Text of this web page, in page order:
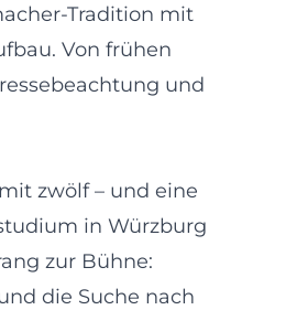
Tradition mit
Von frühen
und
zwölf – und eine
in Würzburg
zur Bühne:
die Suche nach